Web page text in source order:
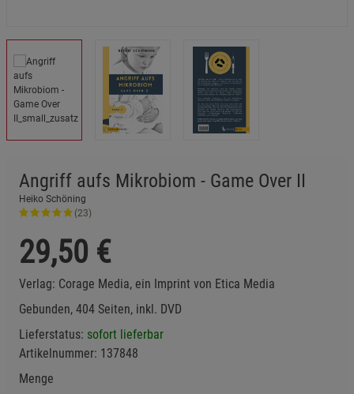
Angriff aufs Mikrobiom - Game Over II
Heiko Schöning
(23)
29,50 €
Verlag: Corage Media, ein Imprint von Etica Media
Gebunden, 404 Seiten, inkl. DVD
Lieferstatus: sofort lieferbar
Artikelnummer: 137848
Menge